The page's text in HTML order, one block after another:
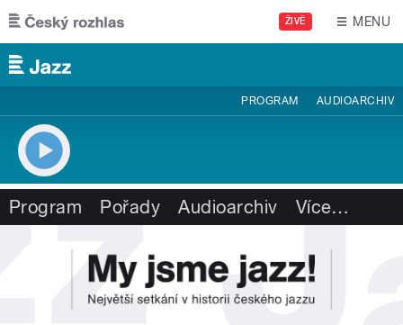
Přejít k hlavnímu obsahu
ŽIVĚ MENU
PROGRAM AUDIOARCHIV
Program Pořady Audioarchiv Více…